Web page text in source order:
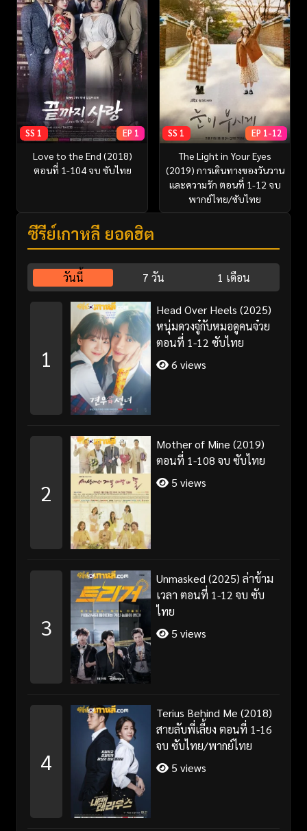
SS 1 EP 1
Love to the End (2018)
ตอนที่ 1-104 จบ ซับไทย
SS 1 EP 1-12
The Light in Your Eyes
(2019) การเดินทางของวันวาน
และความรัก ตอนที่ 1-12 จบ
พากย์ไทย/ซับไทย
ซีรี่ย์เกาหลี ยอดฮิต
วันนี้ 7 วัน 1 เดือน
1
Head Over Heels (2025)
หนุ่มดวงจู๋กับหมอดูคนจ๋วย
ตอนที่ 1-12 ซับไทย
6 views
2
Mother of Mine (2019)
ตอนที่ 1-108 จบ ซับไทย
5 views
3
Unmasked (2025) ล่าข้าม
เวลา ตอนที่ 1-12 จบ ซับ
ไทย
5 views
4
Terius Behind Me (2018)
สายลับพี่เลี้ยง ตอนที่ 1-16
จบ ซับไทย/พากย์ไทย
5 views